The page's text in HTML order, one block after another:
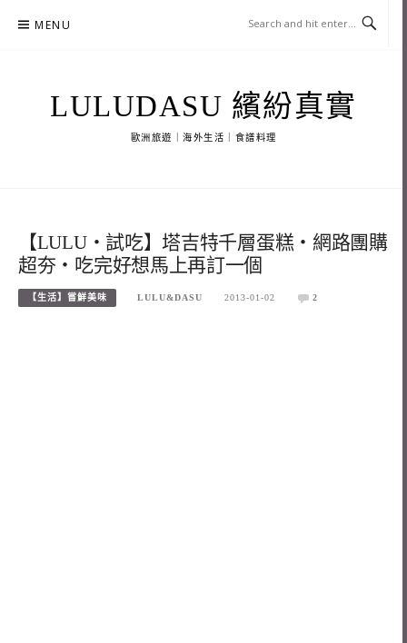
MENU
LULUDASU 繽紛真實
歐洲旅遊｜海外生活｜食譜料理
【LULU‧試吃】塔吉特千層蛋糕‧網路團購
超夯‧吃完好想馬上再訂一個
【生活】嘗鮮美味 LULU&DASU 2013-01-02 2